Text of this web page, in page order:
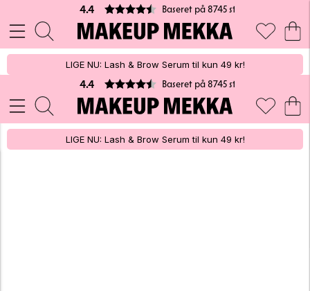
4.4 Baseret på 8745 stemmer
LIGE NU: Lash & Brow Serum til kun 49 kr!
4.4 Baseret på 8745 stemmer
LIGE NU: Lash & Brow Serum til kun 49 kr!